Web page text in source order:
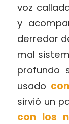
voz
y
derredor
mal
profundo
usado
sirvió un
con los